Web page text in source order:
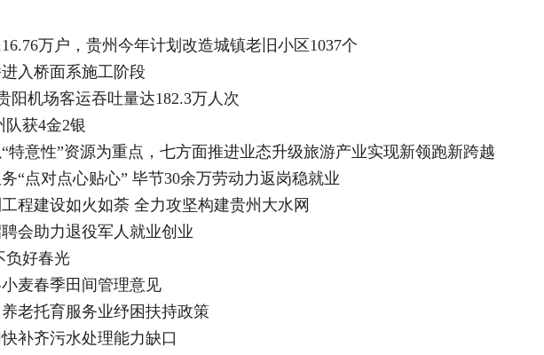
万户，贵州今年计划改造城镇老旧小区1037个
入桥面系施工阶段
阳机场客运吞吐量达182.3万人次
获4金2银
“特意性”资源为重点，七方面推进业态升级旅游产业实现新领跑新跨越
“点对点心贴心” 毕节30余万劳动力返岗稳就业
程建设如火如荼 全力攻坚构建贵州大水网
聘会助力退役军人就业创业
负好春光
麦春季田间管理意见
老托育服务业纾困扶持政策
补齐污水处理能力缺口